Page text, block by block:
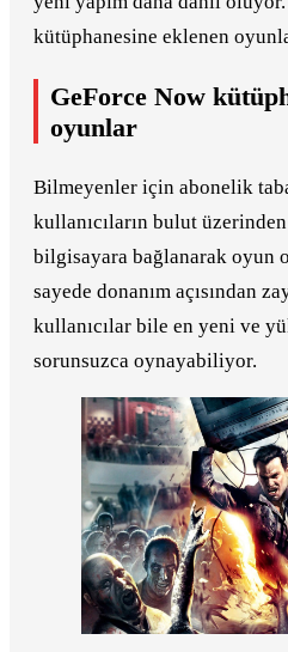
kütüphanesine eklenen
GeForce Now
oyunlar
Bilmeyenler için abonelik
kullanıcıların bulut
bilgisayara bağlanarak oyun
sayede donanım açısından
kullanıcılar bile en yeni ve
sorunsuzca oynayabiliyor.